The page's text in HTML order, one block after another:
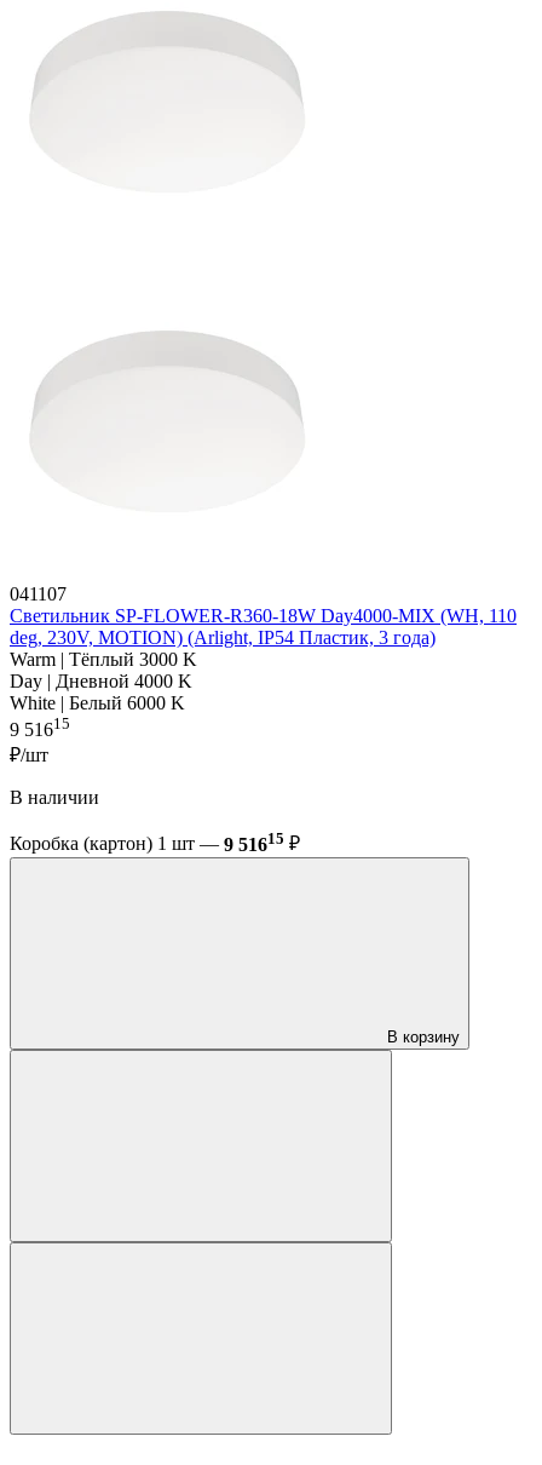
041107
Светильник SP-FLOWER-R360-18W Day4000-MIX (WH, 110
deg, 230V, MOTION) (Arlight, IP54 Пластик, 3 года)
Warm | Тёплый 3000 K
Day | Дневной 4000 K
White | Белый 6000 K
9 51615
₽/шт
В наличии
Коробка (картон) 1 шт — 9 51615 ₽
В корзину